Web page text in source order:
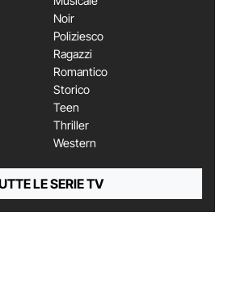
Noir
Poliziesco
Ragazzi
Romantico
Storico
Teen
Thriller
Western
LE SERIE TV